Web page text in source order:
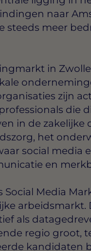
naar
steeds meer
in
zijn
die
in de zakelijke
het
social media
en
Social Media
arbeidsmarkt.
als
regio groot,
kandidaten